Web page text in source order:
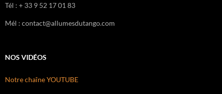
Tél : + 33 9 52 17 01 83
Mél : contact@allumesdutango.com
NOS VIDÉOS
Notre chaîne YOUTUBE